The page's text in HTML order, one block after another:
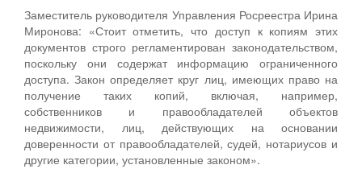
Заместитель руководителя Управления Росреестра Ирина
Миронова: «Стоит отметить, что доступ к копиям этих
документов строго регламентирован законодательством,
поскольку они содержат информацию ограниченного
доступа. Закон определяет круг лиц, имеющих право на
получение таких копий, включая, например,
собственников и правообладателей объектов
недвижимости, лиц, действующих на основании
доверенности от правообладателей, судей, нотариусов и
другие категории, установленные законом».